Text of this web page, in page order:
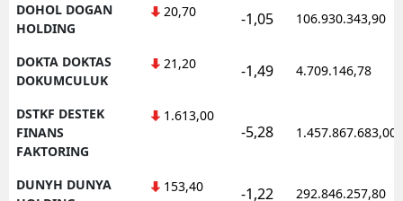
DOHOL DOGAN
HOLDING
20,70 -1,05 106.930.343,90
DOKTA DOKTAS
DOKUMCULUK
21,20 -1,49 4.709.146,78
DSTKF DESTEK
FINANS
FAKTORING
1.613,00
-5,28 1.457.867.683,00
DUNYH DUNYA
153,40 -1,22 292.846.257,80